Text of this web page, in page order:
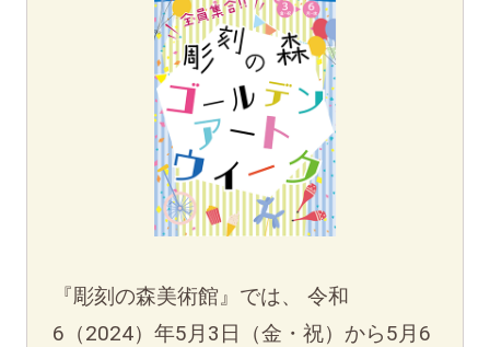
『彫刻の森美術館』では、 令和
6（2024）年5月3日（金・祝）から5月6